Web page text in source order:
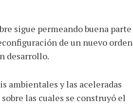
sigue permeando buena parte
de un nuevo orden
desarrollo.
ambientales y las aceleradas
las cuales se construyó el